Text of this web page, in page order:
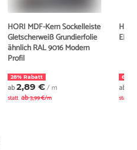
HORI MDF-Kern Sockelleiste
Gletscherweiß Grundierfolie
ähnlich RAL 9016 Modern
Profil
28% Rabatt
ab2,89 €/ m
statt ab3,99 €/m
EPS
68%
ab
statt